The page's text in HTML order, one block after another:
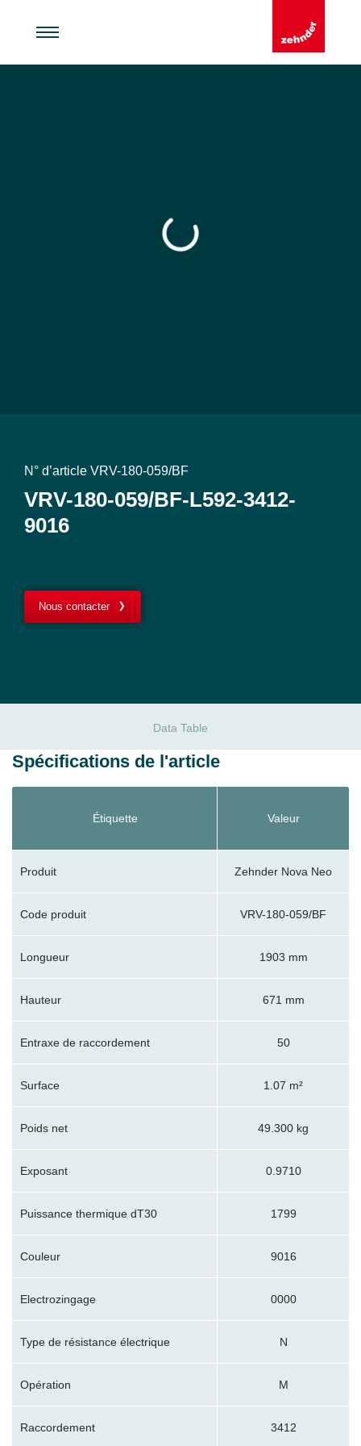
N° d’article VRV-180-059/BF
VRV-180-059/BF-L592-3412-
9016
Nous contacter
Data Table
Spécifications de l'article
Étiquette Valeur
Produit Zehnder Nova Neo
Code produit VRV-180-059/BF
Longueur 1903 mm
Hauteur 671 mm
Entraxe de raccordement 50
Surface 1.07 m²
Poids net 49.300 kg
Exposant 0.9710
Puissance thermique dT30 1799
Couleur 9016
Electrozingage 0000
Type de résistance électrique N
Opération M
Raccordement 3412